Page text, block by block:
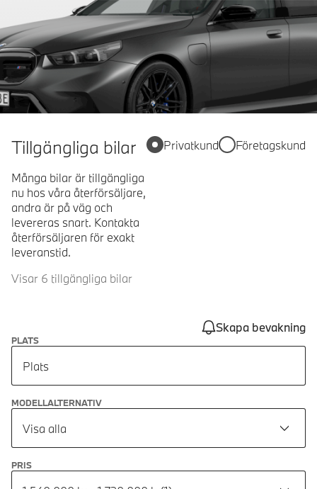
Tillgängliga bilar
Många bilar är tillgängliga
nu hos våra återförsäljare,
andra är på väg och
levereras snart. Kontakta
återförsäljaren för exakt
leveranstid.
Visar 6 tillgängliga bilar
Privatkund Företagskund
Skapa bevakning
PLATS
Plats
MODELLALTERNATIV
Visa alla
PRIS